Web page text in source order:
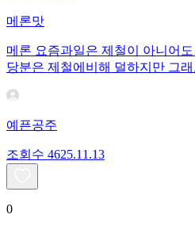
메론맛
메론 요즘과일은 제철이 아니어
당분은 제철에비해 덜하지만 그
예픈공주
조회수 4625.11.13
0